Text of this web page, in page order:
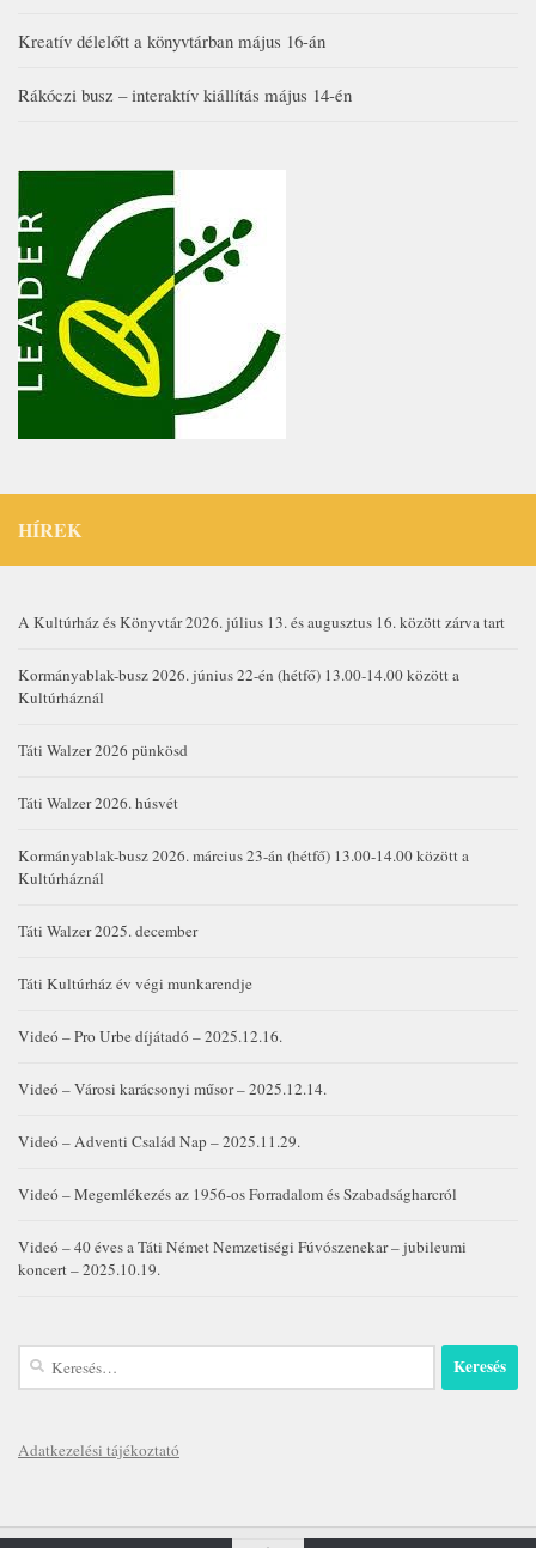
Kreatív délelőtt a könyvtárban május 16-án
Rákóczi busz – interaktív kiállítás május 14-én
HÍREK
A Kultúrház és Könyvtár 2026. július 13. és augusztus 16. között zárva tart
Kormányablak-busz 2026. június 22-én (hétfő) 13.00-14.00 között a
Kultúrháznál
Táti Walzer 2026 pünkösd
Táti Walzer 2026. húsvét
Kormányablak-busz 2026. március 23-án (hétfő) 13.00-14.00 között a
Kultúrháznál
Táti Walzer 2025. december
Táti Kultúrház év végi munkarendje
Videó – Pro Urbe díjátadó – 2025.12.16.
Videó – Városi karácsonyi műsor – 2025.12.14.
Videó – Adventi Család Nap – 2025.11.29.
Videó – Megemlékezés az 1956-os Forradalom és Szabadságharcról
Videó – 40 éves a Táti Német Nemzetiségi Fúvószenekar – jubileumi
koncert – 2025.10.19.
Keresés:
Adatkezelési tájékoztató